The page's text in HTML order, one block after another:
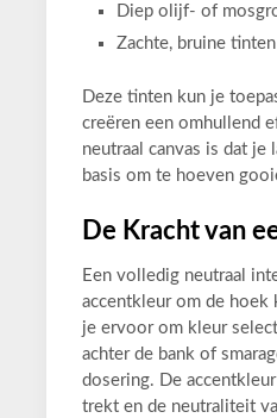
Diep olijf- of
Zachte, bruine
Deze tinten kun je
creëren een omhullend
neutraal canvas is dat
basis om te hoeven
De Kracht van
Een volledig neutraal
accentkleur om de hoek
je ervoor om kleur
achter de bank of
dosering. De
trekt en de neutraliteit